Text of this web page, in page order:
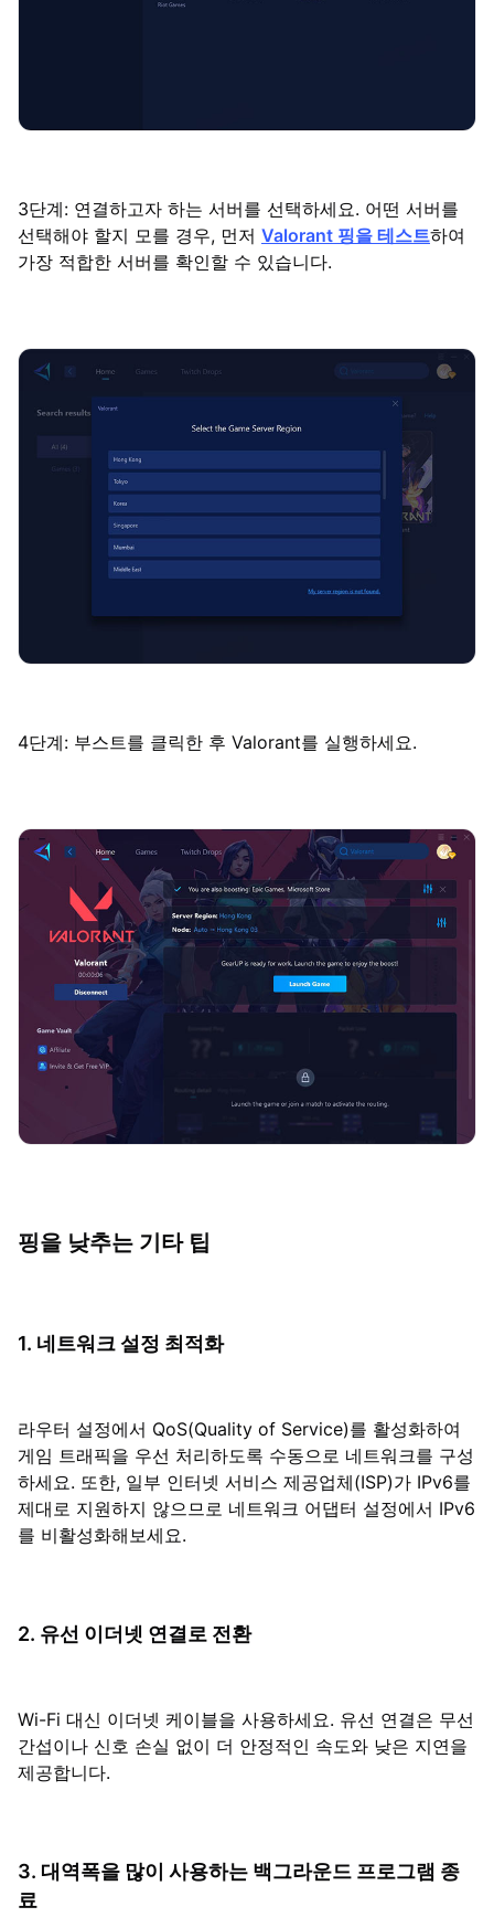
3단계: 연결하고자 하는 서버를 선택하세요. 어떤 서버를
선택해야 할지 모를 경우, 먼저 Valorant 핑을 테스트하여
가장 적합한 서버를 확인할 수 있습니다.
4단계: 부스트를 클릭한 후 Valorant를 실행하세요.
핑을 낮추는 기타 팁
1. 네트워크 설정 최적화
라우터 설정에서 QoS(Quality of Service)를 활성화하여
게임 트래픽을 우선 처리하도록 수동으로 네트워크를 구성
하세요. 또한, 일부 인터넷 서비스 제공업체(ISP)가 IPv6를
제대로 지원하지 않으므로 네트워크 어댑터 설정에서 IPv6
를 비활성화해보세요.
2. 유선 이더넷 연결로 전환
Wi-Fi 대신 이더넷 케이블을 사용하세요. 유선 연결은 무선
간섭이나 신호 손실 없이 더 안정적인 속도와 낮은 지연을
제공합니다.
3. 대역폭을 많이 사용하는 백그라운드 프로그램 종
료